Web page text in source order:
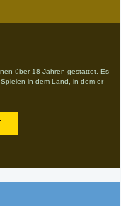
über 18 Jahren gestattet. Es
in dem Land, in dem er